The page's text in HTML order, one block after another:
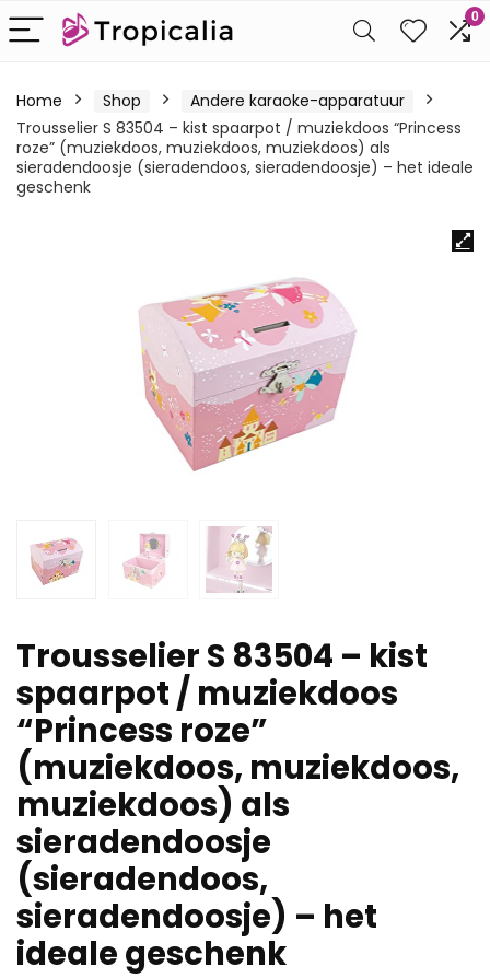
0
Home Shop
Andere karaoke-apparatuur
Trousselier S 83504 – kist spaarpot / muziekdoos “Princess
roze” (muziekdoos, muziekdoos, muziekdoos) als
sieradendoosje (sieradendoos, sieradendoosje) – het ideale
geschenk
Trousselier S 83504 – kist
spaarpot / muziekdoos
“Princess roze”
(muziekdoos, muziekdoos,
muziekdoos) als
sieradendoosje
(sieradendoos,
sieradendoosje) – het
ideale geschenk